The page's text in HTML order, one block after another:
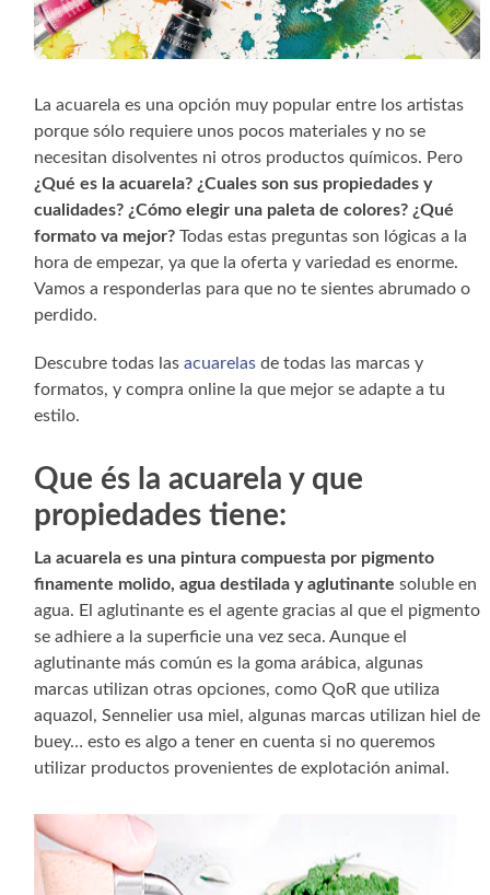
La acuarela es una opción muy popular entre los artistas
porque sólo requiere unos pocos materiales y no se
necesitan disolventes ni otros productos químicos. Pero
¿Qué es la acuarela? ¿Cuales son sus propiedades y
cualidades? ¿Cómo elegir una paleta de colores? ¿Qué
formato va mejor? Todas estas preguntas son lógicas a la
hora de empezar, ya que la oferta y variedad es enorme.
Vamos a responderlas para que no te sientes abrumado o
perdido.
Descubre todas lasacuarelas de todas las marcas y
formatos, y compra online la que mejor se adapte a tu
estilo.
Que és la acuarela y que
propiedades tiene:
La acuarela es una pintura compuesta por pigmento
finamente molido, agua destilada y aglutinante soluble en
agua. El aglutinante es el agente gracias al que el pigmento
se adhiere a la superficie una vez seca. Aunque el
aglutinante más común es la goma arábica, algunas
marcas utilizan otras opciones, como QoR que utiliza
aquazol, Sennelier usa miel, algunas marcas utilizan hiel de
buey… esto es algo a tener en cuenta si no queremos
utilizar productos provenientes de explotación animal.